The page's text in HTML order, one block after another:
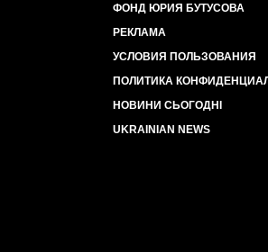
ФОНД ЮРИЯ БУТУСОВА
РЕКЛАМА
УСЛОВИЯ ПОЛЬЗОВАНИЯ
ПОЛИТИКА
НОВИНИ СЬОГОДНІ
UKRAINIAN NEWS